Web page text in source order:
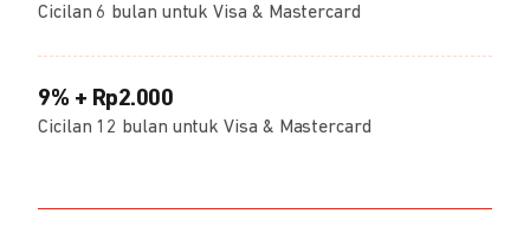
Cicilan 6 bulan untuk Visa & Mastercard
9% + Rp2.000
Cicilan 12 bulan untuk Visa & Mastercard